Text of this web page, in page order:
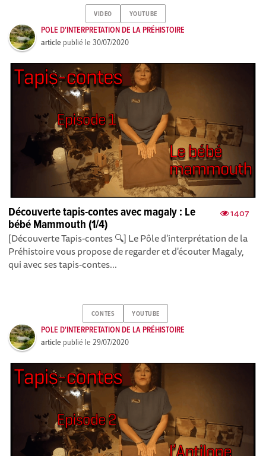
VIDEO YOUTUBE
POLE D'INTERPRETATION DE LA PRÉHISTOIRE
article publié le30/07/2020
1407
Découverte tapis-contes avec magaly : Le
bébé Mammouth (1/4)
[Découverte Tapis-contes 🔍] Le Pôle d'interprétation de la
Préhistoire vous propose de regarder et d'écouter Magaly,
qui avec ses tapis-contes...
CONTES YOUTUBE
POLE D'INTERPRETATION DE LA PRÉHISTOIRE
article publié le29/07/2020